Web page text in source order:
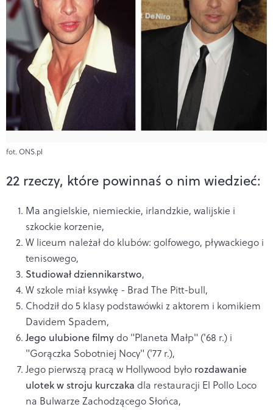
fot. ONS.pl
22 rzeczy, które powinnaś o nim wiedzieć:
Ma angielskie, niemieckie, irlandzkie, walijskie i
szkockie korzenie,
W liceum należał do klubów: golfowego, pływackiego i
tenisowego,
Studiował dziennikarstwo,
W szkole miał ksywkę - Brad The Pitt-bull,
Chodził do 5 klasy podstawówki z aktorem i komikiem
Davidem Spadem,
Jego ulubione filmydo "Planeta Małp" ('68 r.) i
"Gorączka Sobotniej Nocy" ('77 r.),
Jego pierwszą pracą w Hollywood było rozdawanie
ulotek w stroju kurczaka dla restauracji El Pollo Loco
na Bulwarze Zachodzącego Słońca,